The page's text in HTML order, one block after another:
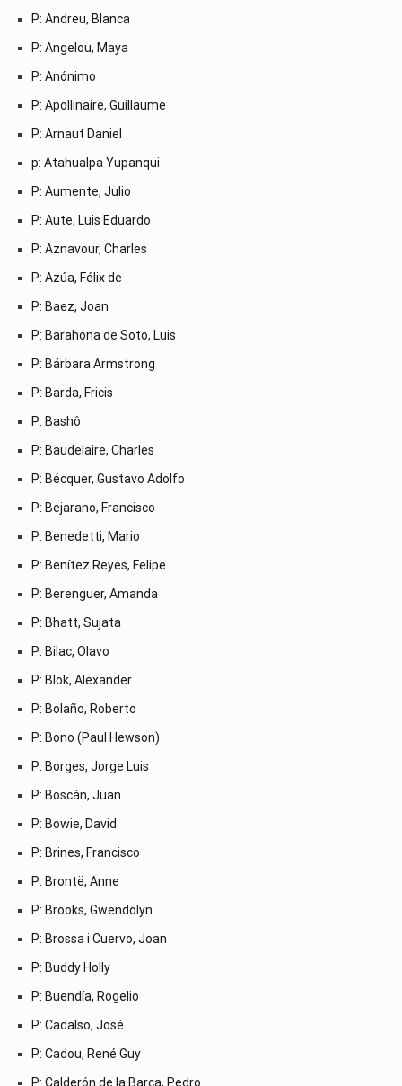
P: Andreu, Blanca
P: Angelou, Maya
P: Anónimo
P: Apollinaire, Guillaume
P: Arnaut Daniel
p: Atahualpa Yupanqui
P: Aumente, Julio
P: Aute, Luis Eduardo
P: Aznavour, Charles
P: Azúa, Félix de
P: Baez, Joan
P: Barahona de Soto, Luis
P: Bárbara Armstrong
P: Barda, Fricis
P: Bashô
P: Baudelaire, Charles
P: Bécquer, Gustavo Adolfo
P: Bejarano, Francisco
P: Benedetti, Mario
P: Benítez Reyes, Felipe
P: Berenguer, Amanda
P: Bhatt, Sujata
P: Bilac, Olavo
P: Blok, Alexander
P: Bolaño, Roberto
P: Bono (Paul Hewson)
P: Borges, Jorge Luis
P: Boscán, Juan
P: Bowie, David
P: Brines, Francisco
P: Brontë, Anne
P: Brooks, Gwendolyn
P: Brossa i Cuervo, Joan
P: Buddy Holly
P: Buendía, Rogelio
P: Cadalso, José
P: Cadou, René Guy
P: Calderón de la Barca, Pedro